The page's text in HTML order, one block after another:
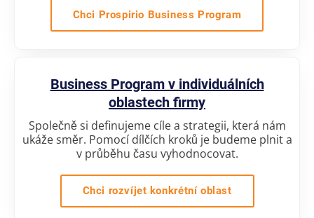
Chci Prospirio Business Program
Business Program v individuálních
oblastech firmy
Společně si definujeme cíle a strategii, která nám
ukáže směr. Pomocí dílčích kroků je budeme plnit a
v průběhu času vyhodnocovat.
Chci rozvíjet konkrétní oblast